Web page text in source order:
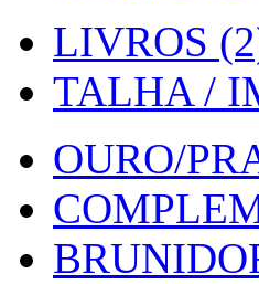
LIVROS
TALHA /
OURO/